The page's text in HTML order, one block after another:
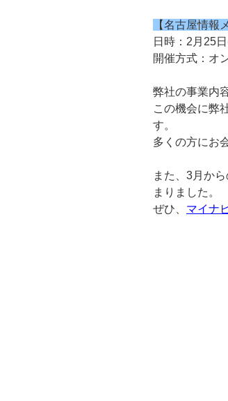
【名古屋情報
日時：2月25
開催方式：オ
弊社の事業内
この機会に弊
す。
多くの方にお
また、3月か
まりました。
ぜひ、 マイナ